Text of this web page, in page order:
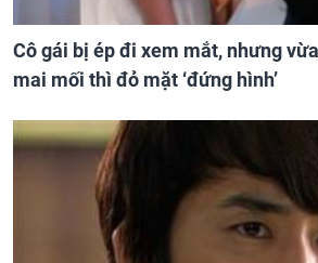
Cô gái bị ép đi xem mắt, nhưng
mai mối thì đỏ mặt ‘đứng hình’